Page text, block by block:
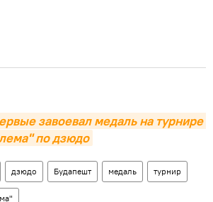
завоевал медаль на турнире
по дзюдо
дзюдо Будапешт медаль турнир